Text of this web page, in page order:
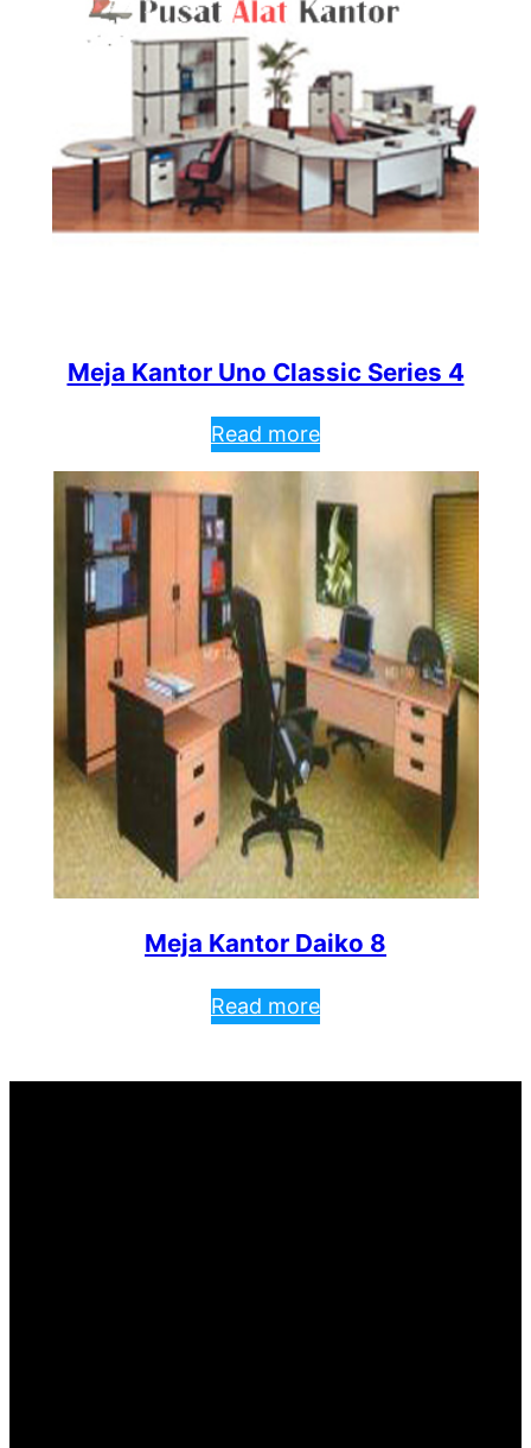
Meja Kantor Uno Classic Series 4
Read more
Meja Kantor Daiko 8
Read more